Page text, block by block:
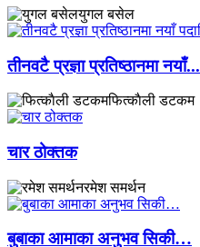
युगल बसेल
तीनवटै प्रज्ञा प्रतिष्ठानमा नयाँ...
फित्काैली डटकम
चार ठोक्तक
रमेश समर्थन
बुबाका आमाका अनुभव सिकी…